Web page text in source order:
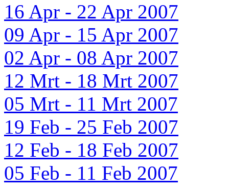
16 Apr - 22 Apr 2007
09 Apr - 15 Apr 2007
02 Apr - 08 Apr 2007
12 Mrt - 18 Mrt 2007
05 Mrt - 11 Mrt 2007
19 Feb - 25 Feb 2007
12 Feb - 18 Feb 2007
05 Feb - 11 Feb 2007